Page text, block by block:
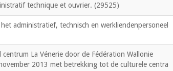
technique et ouvrier. (29525)
administratief, technisch en werkliendenpersoneel
La Vénerie door de Fédération Wallonie
2013 met betrekking tot de culturele centra